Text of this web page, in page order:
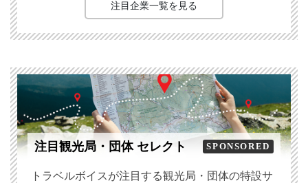
注目企業一覧を見る
注目観光局・団体 セレクト SPONSORED
トラベルボイスが注目する観光局・団体の特設サ